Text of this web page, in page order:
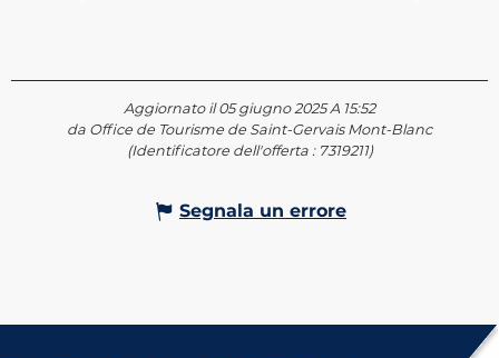
Aggiornato il 05 giugno 2025 A 15:52
da Office de Tourisme de Saint-Gervais Mont-Blanc
(Identificatore dell'offerta : 7319211)
Segnala un errore